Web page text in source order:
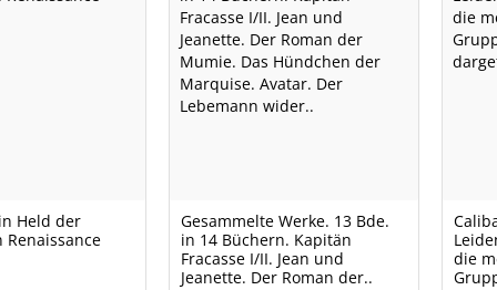
Held der
Gesammelte Werke. 13 Bde.
in 14 Büchern. Kapitän
Fracasse I/II. Jean und
Jeanette. Der Roman der..
die